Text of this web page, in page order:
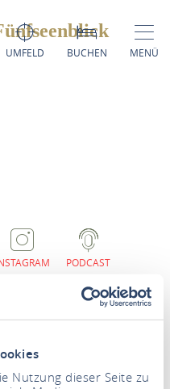
Nutzung dieser Seite zu
UMFELD BUCHEN MENÜ
PODCAST